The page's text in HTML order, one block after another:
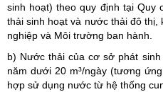
sinh hoạt) theo quy định tại Quy
thải sinh hoạt và nước thải đô thị,
nghiệp và Môi trường ban hành.
b) Nước thải của cơ sở phát
năm dưới 20 m³/ngày (tương
hợp sử dụng nước từ hệ thống